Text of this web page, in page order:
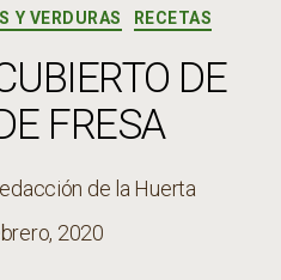
Categorías
Y VERDURAS RECETAS
DE
FRESA
de la Huerta
2020